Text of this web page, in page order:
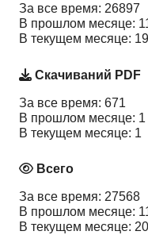
За все время: 26897
В прошлом месяце:
В текущем месяце: 19
Скачиваний PDF
За все время: 671
В прошлом месяце: 1
В текущем месяце: 1
Всего
За все время: 27568
В прошлом месяце:
В текущем месяце: 20